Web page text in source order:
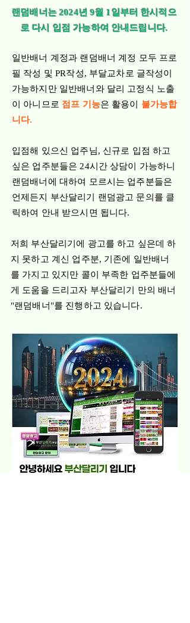
랜덤배너는 2024년 9월 1일부터 한시적으
로 다시 입점 가능하여 안내드립니다.
일반배너 계정과 랜덤배너 계정 모두 프로
필 작성 및 PR작성, 부달교차로 글작성이
가능하지만 일반배너와 달리 고정식 노출
이 아니므로 점프 기능은 활용이 불가능합
니다.
​입점해 있으신 업주님, 신규로 입점 하고
싶은 업주분들은 24시간 상담이 가능하니
랜덤배너에 대하여 모르시는 업주분들은
언제든지 부산달리기 랜덤광고 문의를 클
릭하여 안내 받으시면 됩니다.
저희 부산달리기에 광고를 하고 싶은데 하
지 못하고 계신 업주분, 기존에 일반배너
를 가지고 있지만 콜이 부족한 업주분들에
게 도움을 드리고자 부산달리기 만의 배너
"랜덤배너"를 진행하고 있습니다.